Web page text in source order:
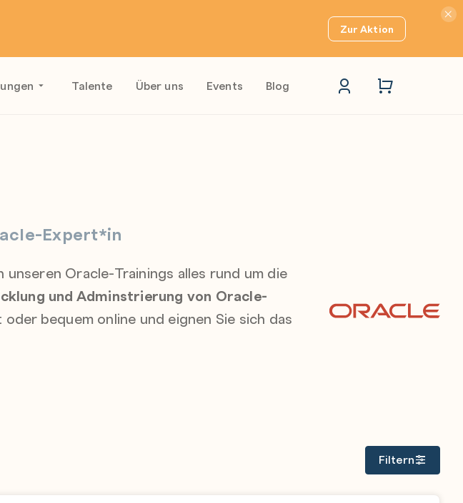
Zur Aktion
Talente Über uns Events Blog
Expert*in
Oracle-Trainings alles rund um die
und Adminstrierung von Oracle-
bequem online und eignen Sie sich das
Filtern